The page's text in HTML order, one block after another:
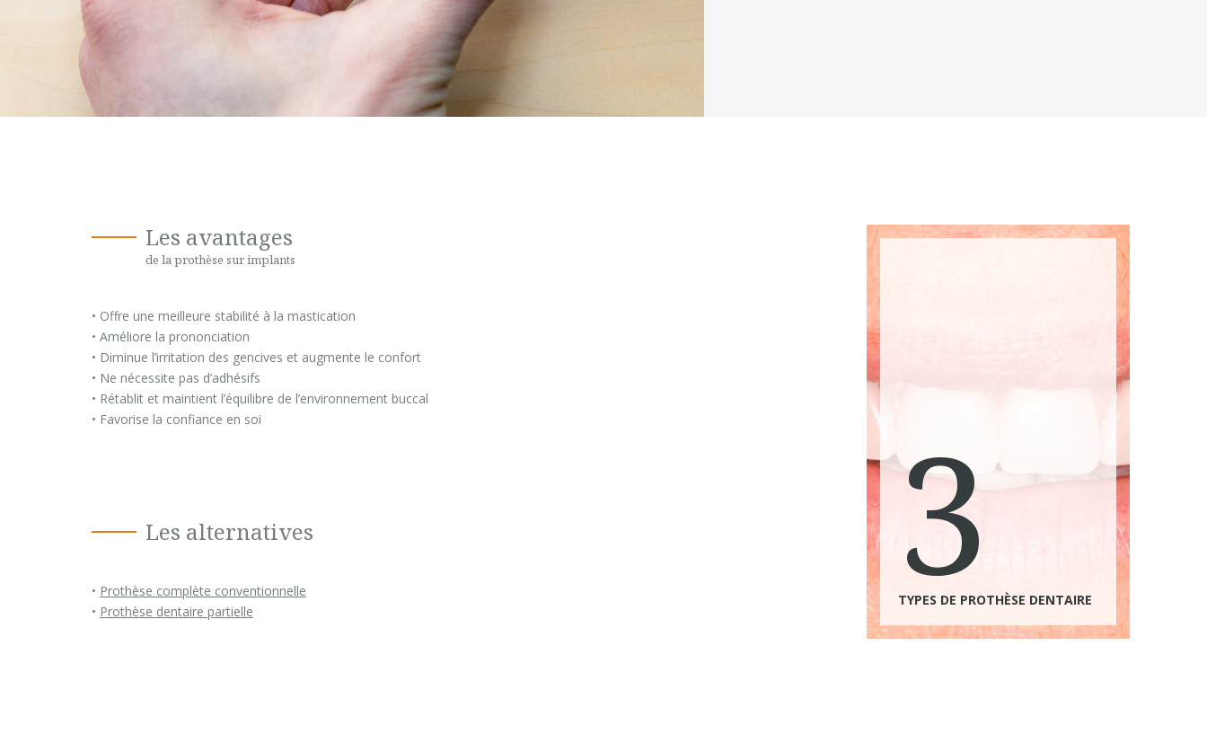
Les avantages
de la prothèse sur implants
• Offre une meilleure stabilité à la mastication
• Améliore la prononciation
• Diminue l’irritation des gencives et augmente le confort
• Ne nécessite pas d’adhésifs
• Rétablit et maintient l’équilibre de l’environnement buccal
• Favorise la confiance en soi
Les alternatives
• Prothèse complète conventionnelle
• Prothèse dentaire partielle 3
TYPES DE PROTHÈSE DENTAIRE